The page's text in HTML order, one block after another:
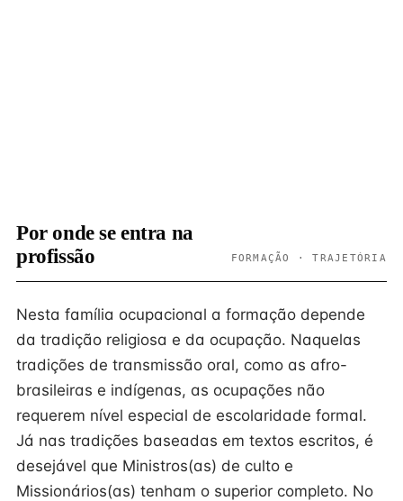
Por onde se entra na
profissão
FORMAÇÃO · TRAJETÓRIA
Nesta família ocupacional a formação depende
da tradição religiosa e da ocupação. Naquelas
tradições de transmissão oral, como as afro-
brasileiras e indígenas, as ocupações não
requerem nível especial de escolaridade formal.
Já nas tradições baseadas em textos escritos, é
desejável que Ministros(as) de culto e
Missionários(as) tenham o superior completo. No